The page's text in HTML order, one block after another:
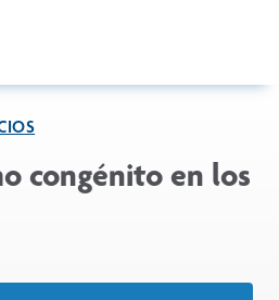
congénito en los